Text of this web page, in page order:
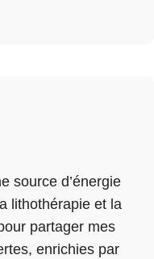
source d’énergie
lithothérapie et la
partager mes
enrichies par